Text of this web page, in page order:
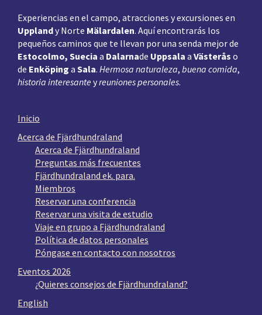
Experiencias en el campo, atracciones y excursiones en
Upplandy Norte Mälardalen. Aquí encontrarás los
pequeños caminos que te llevan por una senda mejor de
Estocolmo, Suecia a Dalarnade Uppsala a Västerås o
de Enköping a Sala. Hermosa naturaleza, buena comida,
historia interesante yreuniones personales.
Inicio
Acerca de Fjärdhundraland
Acerca de Fjärdhundraland
Preguntas más frecuentes
Fjärdhundraland ek. para.
Miembros
Reservar una conferencia
Reservar una visita de estudio
Viaje en grupo a Fjärdhundraland
Política de datos personales
Póngase en contacto con nosotros
Eventos 2026
¿Quieres consejos de Fjärdhundraland?
English